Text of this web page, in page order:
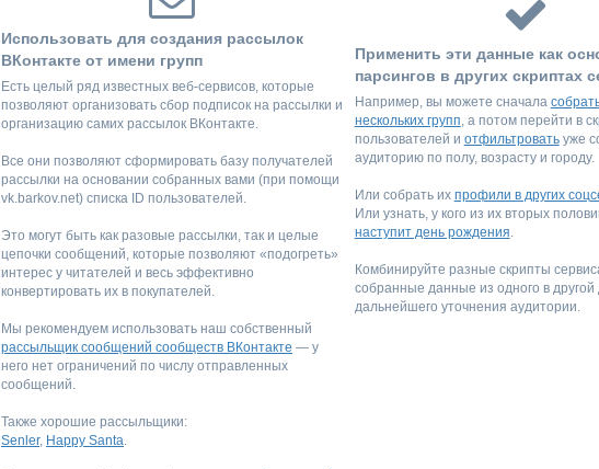
Использовать для создания рассылок
ВКонтакте от имени групп
Есть целый ряд известных веб-сервисов, которые
позволяют организовать сбор подписок на рассылки и
организацию самих рассылок ВКонтакте.
Все они позволяют сформировать базу получателей
рассылки на основании собранных вами (при помощи
vk.barkov.net) списка ID пользователей.
Это могут быть как разовые рассылки, так и целые
цепочки сообщений, которые позволяют «подогреть»
интерес у читателей и весь эффективно
конвертировать их в покупателей.
Мы рекомендуем использовать наш собственный
рассыльщик сообщений сообществ ВКонтакте — у
него нет ограничений по числу отправленных
сообщений.
Также хорошие рассыльщики:
Senler, Happy Santa.
Применить эти данные как
парсингов в других скриптах
Например, вы можете сначала
нескольких групп, а потом перейти в
пользователей и отфильтроватьуже
аудиторию по полу, возрасту и городу.
Или собрать их профили в других
Или узнать, у кого из их вторых
наступит день рождения.
Комбинируйте разные скрипты
собранные данные из одного в другой
дальнейшего уточнения аудитории.